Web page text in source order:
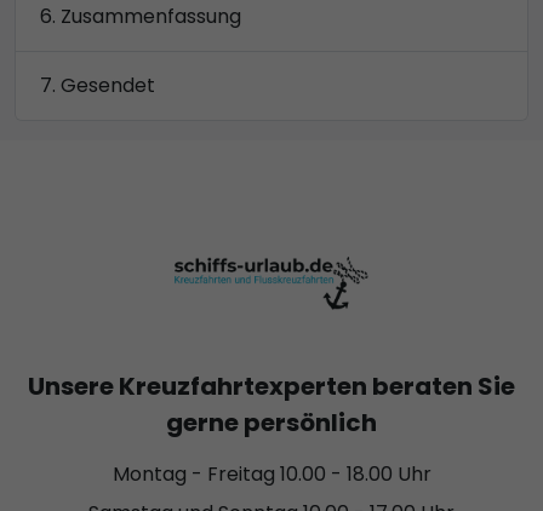
Zusammenfassung
Gesendet
Unsere Kreuzfahrtexperten beraten Sie
gerne persönlich
Montag - Freitag 10.00 - 18.00 Uhr